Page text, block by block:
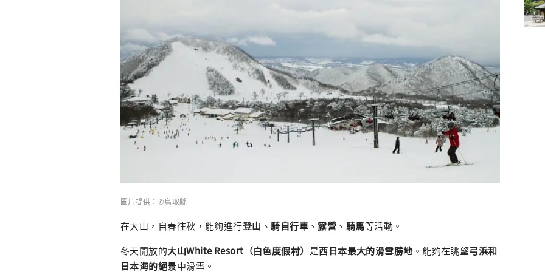
圖片提供：©鳥取縣
在大山，自春往秋，能夠進行登山 、 騎自行車 、 露營 、 騎馬等活動。
冬天開放的大山White Resort（白色度假村） 是西日本最大的滑雪勝地 。能夠在眺望弓浜和
日本海的絕景中滑雪。